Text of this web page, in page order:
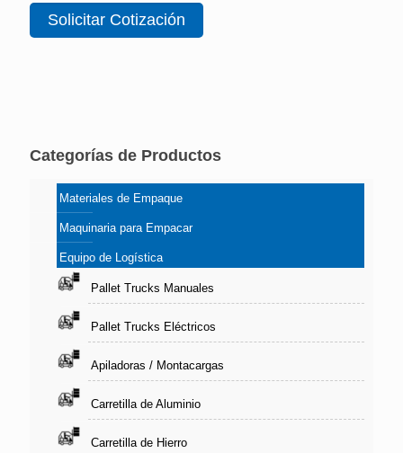
Solicitar Cotización
Categorías de Productos
Materiales de Empaque
Maquinaria para Empacar
Equipo de Logística
Pallet Trucks Manuales
Pallet Trucks Eléctricos
Apiladoras / Montacargas
Carretilla de Aluminio
Carretilla de Hierro